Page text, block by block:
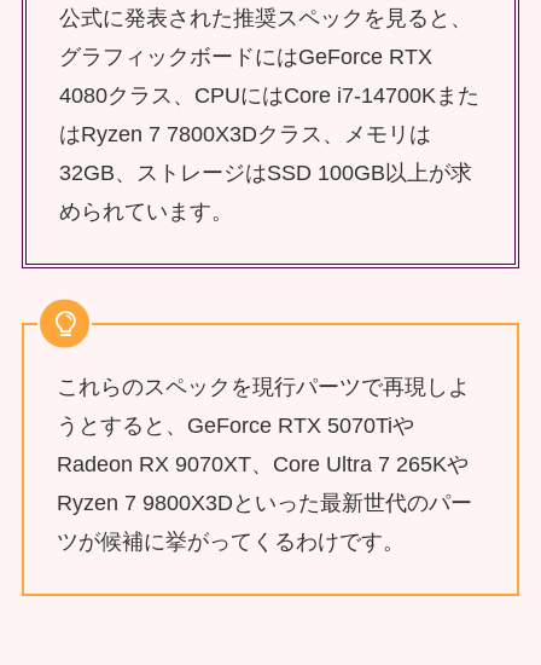
公式に発表された推奨スペックを見ると、
グラフィックボードにはGeForce RTX
4080クラス、CPUにはCore i7-14700Kまた
はRyzen 7 7800X3Dクラス、メモリは
32GB、ストレージはSSD 100GB以上が求
められています。
これらのスペックを現行パーツで再現しよ
うとすると、GeForce RTX 5070Tiや
Radeon RX 9070XT、Core Ultra 7 265Kや
Ryzen 7 9800X3Dといった最新世代のパー
ツが候補に挙がってくるわけです。